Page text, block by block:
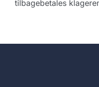
tilbagebetales